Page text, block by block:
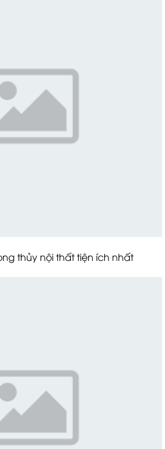
nội thất tiện ích nhất